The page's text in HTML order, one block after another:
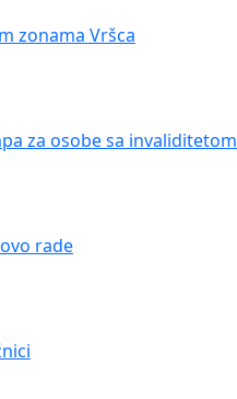
zonama Vršca
za osobe sa
rade